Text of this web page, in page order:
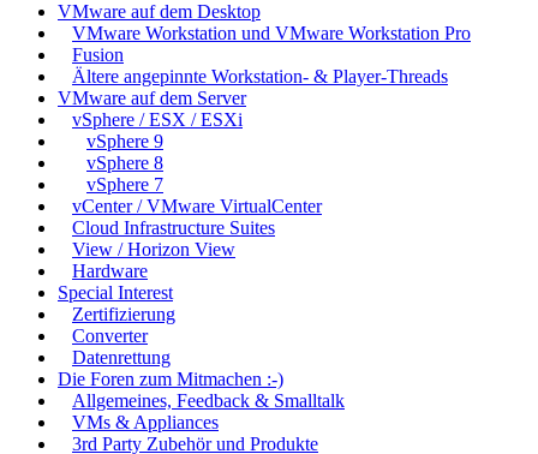
VMware auf dem Desktop
VMware Workstation und VMware Workstation Pro
Fusion
Ältere angepinnte Workstation- & Player-Threads
VMware auf dem Server
vSphere / ESX / ESXi
vSphere 9
vSphere 8
vSphere 7
vCenter / VMware VirtualCenter
Cloud Infrastructure Suites
View / Horizon View
Hardware
Special Interest
Zertifizierung
Converter
Datenrettung
Die Foren zum Mitmachen :-)
Allgemeines, Feedback & Smalltalk
VMs & Appliances
3rd Party Zubehör und Produkte